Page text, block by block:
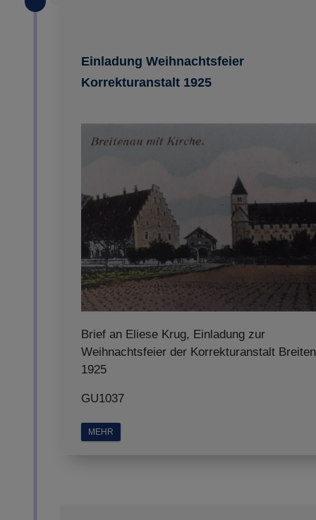
Einladung Weihnachtsfeier
Korrekturanstalt 1925
Brief an Eliese Krug, Einladung zur
Weihnachtsfeier der Korrekturanstalt
1925
GU1037
MEHR